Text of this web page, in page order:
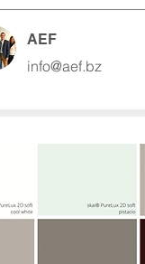
AEF
info@aef.bz